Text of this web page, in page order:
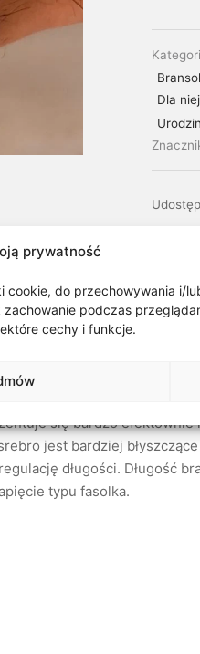
prywatność
do przechowywania i/
podczas
cechy i funkcje.
Dla niej
Bransoletka ma bardzo
się bardzo efektownie
jest bardziej
długości. Długość
typu fasolka.